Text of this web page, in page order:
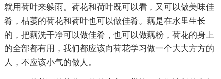
就用荷叶来躲雨。荷花和荷叶既可以看，又可以做美味佳
肴，枯萎的荷花和荷叶也可以做佳肴。藕是在水里生长
的，把藕洗干净可以做佳肴，也可以做藕粉，荷花的身上
的全部都有用，我们都应该向荷花学习做一个大大方方的
人，不应该小气的做人。